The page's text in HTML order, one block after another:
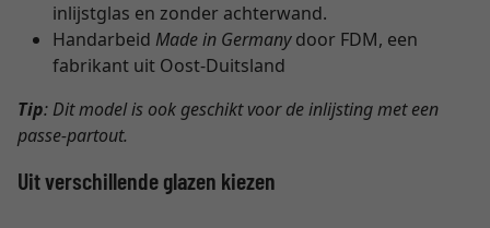
inlijstglas en zonder achterwand.
Handarbeid Made in Germanydoor FDM, een
fabrikant uit Oost-Duitsland
Tip: Dit model is ook geschikt voor de inlijsting met een
passe-partout.
Uit verschillende glazen kiezen